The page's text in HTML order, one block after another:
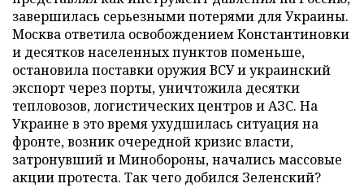
завершилась серьезными потерями для Украины.
Москва ответила освобождением Константиновки
и десятков населенных пунктов поменьше,
остановила поставки оружия ВСУ и украинский
экспорт через порты, уничтожила десятки
тепловозов, логистических центров и АЗС. На
Украине в это время ухудшилась ситуация на
фронте, возник очередной кризис власти,
затронувший и Минобороны, начались массовые
акции протеста. Так чего добился Зеленский?